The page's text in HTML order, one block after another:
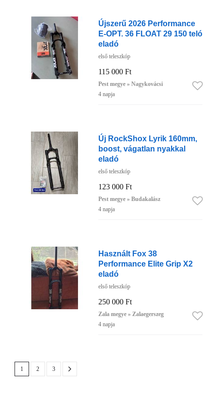
Újszerű 2026 Performance
E-OPT. 36 FLOAT 29 150 teló
eladó
első teleszkóp
115 000 Ft
Pest megye » Nagykovácsi
4 napja
Új RockShox Lyrik 160mm,
boost, vágatlan nyakkal
eladó
első teleszkóp
123 000 Ft
Pest megye » Budakalász
4 napja
Használt Fox 38
Performance Elite Grip X2
eladó
első teleszkóp
250 000 Ft
Zala megye » Zalaegerszeg
4 napja
1 2 3